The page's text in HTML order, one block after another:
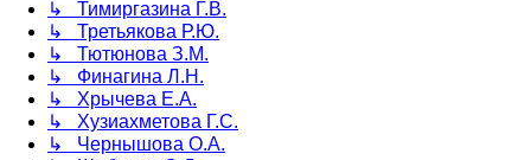
↳ Тимиргазина Г.В.
↳ Третьякова Р.Ю.
↳ Тютюнова З.М.
↳ Финагина Л.Н.
↳ Хрычева Е.А.
↳ Хузиахметова Г.С.
↳ Чернышова О.А.